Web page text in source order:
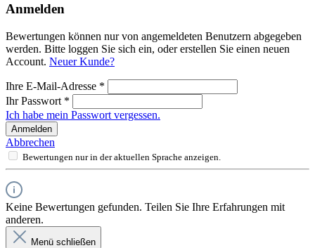
Anmelden
Bewertungen können nur von angemeldeten Benutzern abgegeben
werden. Bitte loggen Sie sich ein, oder erstellen Sie einen neuen
Account. Neuer Kunde?
Ihre E-Mail-Adresse *
Ihr Passwort *
Ich habe mein Passwort vergessen.
Anmelden
Abbrechen
Bewertungen nur in der aktuellen Sprache anzeigen.
Keine Bewertungen gefunden. Teilen Sie Ihre Erfahrungen mit
anderen.
Menü schließen